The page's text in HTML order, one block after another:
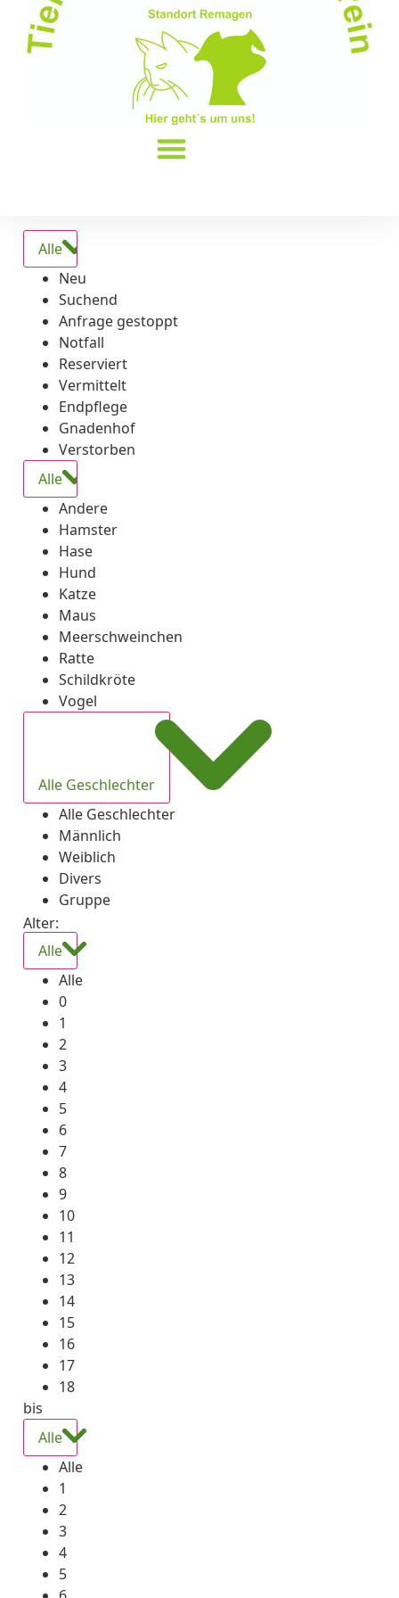
Alle
Neu
Suchend
Anfrage gestoppt
Notfall
Reserviert
Vermittelt
Endpflege
Gnadenhof
Verstorben
Alle
Andere
Hamster
Hase
Hund
Katze
Maus
Meerschweinchen
Ratte
Schildkröte
Vogel
Alle Geschlechter
Alle Geschlechter
Männlich
Weiblich
Divers
Gruppe
Alter:
Alle
Alle
0
1
2
3
4
5
6
7
8
9
10
11
12
13
14
15
16
17
18
bis
Alle
Alle
1
2
3
4
5